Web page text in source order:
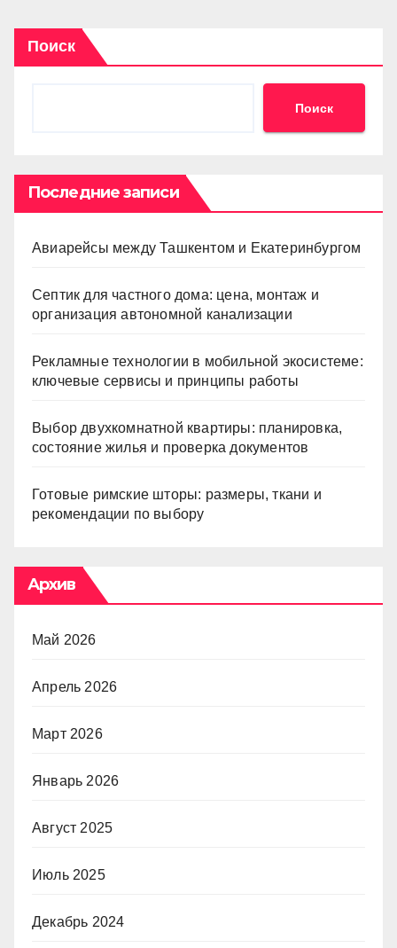
Поиск
Поиск
Последние записи
Авиарейсы между Ташкентом и Екатеринбургом
Септик для частного дома: цена, монтаж и
организация автономной канализации
Рекламные технологии в мобильной экосистеме:
ключевые сервисы и принципы работы
Выбор двухкомнатной квартиры: планировка,
состояние жилья и проверка документов
Готовые римские шторы: размеры, ткани и
рекомендации по выбору
Архив
Май 2026
Апрель 2026
Март 2026
Январь 2026
Август 2025
Июль 2025
Декабрь 2024